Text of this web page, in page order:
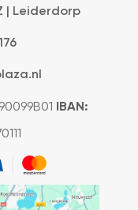
| Leiderdorp
IBAN: